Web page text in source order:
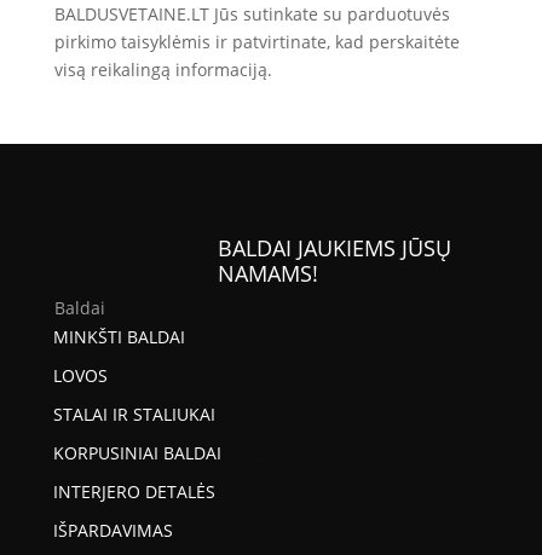
BALDUSVETAINE.LT Jūs sutinkate su parduotuvės
pirkimo taisyklėmis ir patvirtinate, kad perskaitėte
visą reikalingą informaciją.
BALDAI JAUKIEMS JŪSŲ
NAMAMS!
Baldai
MINKŠTI BALDAI
LOVOS
STALAI IR STALIUKAI
KORPUSINIAI BALDAI
INTERJERO DETALĖS
IŠPARDAVIMAS